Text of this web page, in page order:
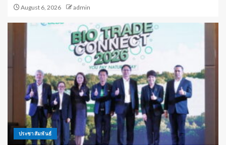
August 6, 2026 admin
ประชาสัมพันธ์